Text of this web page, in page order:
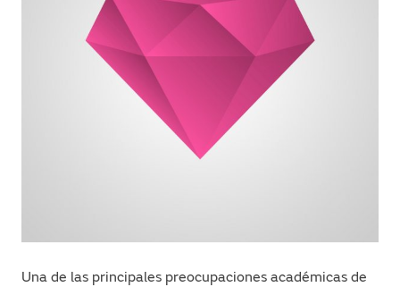
Una de las principales preocupaciones académicas de